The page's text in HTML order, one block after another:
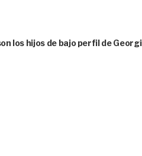
los hijos de bajo perfil de